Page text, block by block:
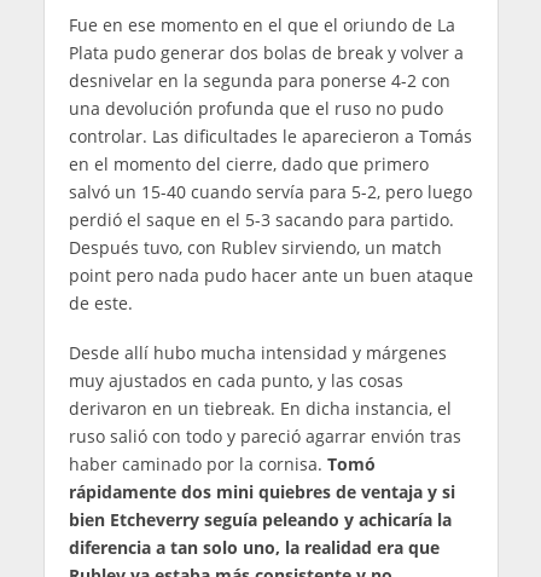
Fue en ese momento en el que el oriundo de La
Plata pudo generar dos bolas de break y volver a
desnivelar en la segunda para ponerse 4-2 con
una devolución profunda que el ruso no pudo
controlar. Las dificultades le aparecieron a Tomás
en el momento del cierre, dado que primero
salvó un 15-40 cuando servía para 5-2, pero luego
perdió el saque en el 5-3 sacando para partido.
Después tuvo, con Rublev sirviendo, un match
point pero nada pudo hacer ante un buen ataque
de este.
Desde allí hubo mucha intensidad y márgenes
muy ajustados en cada punto, y las cosas
derivaron en un tiebreak. En dicha instancia, el
ruso salió con todo y pareció agarrar envión tras
haber caminado por la cornisa. Tomó
rápidamente dos mini quiebres de ventaja y si
bien Etcheverry seguía peleando y achicaría la
diferencia a tan solo uno, la realidad era que